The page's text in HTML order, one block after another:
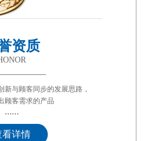
资质
新与顾客同步的发展思路，
顾客需求的产品
......
看详情